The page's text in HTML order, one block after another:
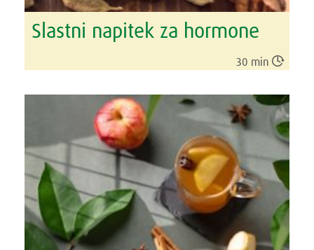
Slastni napitek za hormone
30 min 